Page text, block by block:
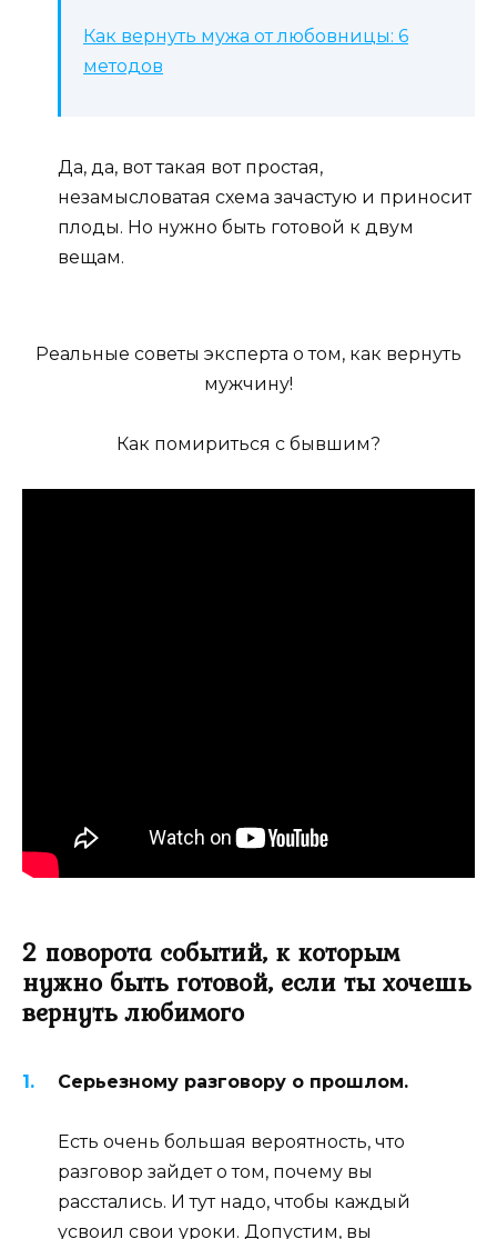
Как вернуть мужа от любовницы: 6
методов
Да, да, вот такая вот простая,
незамысловатая схема зачастую и приносит
плоды. Но нужно быть готовой к двум
вещам.
Реальные советы эксперта о том, как вернуть
мужчину!
Как помириться с бывшим?
2 поворота событий, к которым
нужно быть готовой, если ты хочешь
вернуть любимого
Серьезному разговору о прошлом.
Есть очень большая вероятность, что
разговор зайдет о том, почему вы
расстались. И тут надо, чтобы каждый
усвоил свои уроки. Допустим, вы